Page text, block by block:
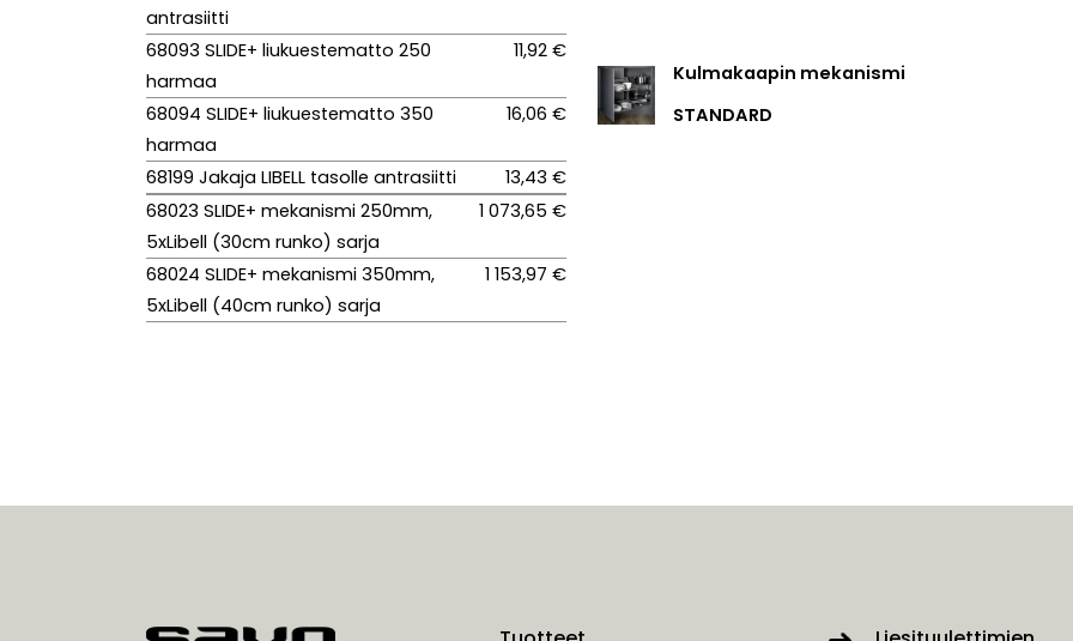
antrasiitti
68093 SLIDE+ liukuestematto 250
harmaa
11,92 €
68094 SLIDE+ liukuestematto 350
harmaa
16,06 €
68199 Jakaja LIBELL tasolle antrasiitti
13,43 €
68023 SLIDE+ mekanismi 250mm,
5xLibell (30cm runko) sarja
1 073,65 €
68024 SLIDE+ mekanismi 350mm,
5xLibell (40cm runko) sarja
1 153,97 €
Kulmakaapin mekanismi
STANDARD